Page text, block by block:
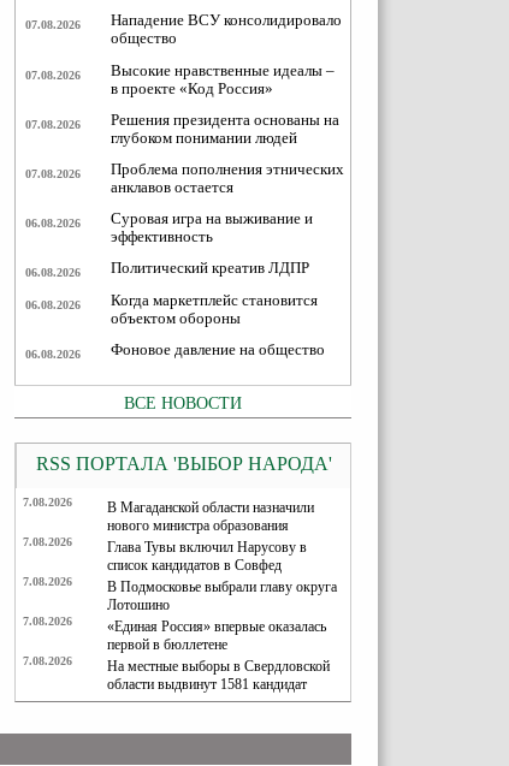
07.08.2026
Нападение ВСУ консолидировало
общество
07.08.2026
Высокие нравственные идеалы –
в проекте «Код Россия»
07.08.2026
Решения президента основаны на
глубоком понимании людей
07.08.2026
Проблема пополнения этнических
анклавов остается
06.08.2026
Суровая игра на выживание и
эффективность
06.08.2026 Политический креатив ЛДПР
06.08.2026
Когда маркетплейс становится
объектом обороны
06.08.2026 Фоновое давление на общество
ВСЕ НОВОСТИ
RSS ПОРТАЛА 'ВЫБОР НАРОДА'
7.08.2026
В Магаданской области назначили
нового министра образования
7.08.2026
Глава Тувы включил Нарусову в
список кандидатов в Совфед
7.08.2026
В Подмосковье выбрали главу округа
Лотошино
7.08.2026
«Единая Россия» впервые оказалась
первой в бюллетене
7.08.2026
На местные выборы в Свердловской
области выдвинут 1581 кандидат